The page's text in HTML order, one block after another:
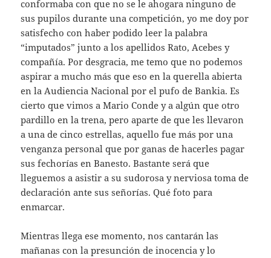
conformaba con que no se le ahogara ninguno de
sus pupilos durante una competición, yo me doy por
satisfecho con haber podido leer la palabra
“imputados” junto a los apellidos Rato, Acebes y
compañía. Por desgracia, me temo que no podemos
aspirar a mucho más que eso en la querella abierta
en la Audiencia Nacional por el pufo de Bankia. Es
cierto que vimos a Mario Conde y a algún que otro
pardillo en la trena, pero aparte de que les llevaron
a una de cinco estrellas, aquello fue más por una
venganza personal que por ganas de hacerles pagar
sus fechorías en Banesto. Bastante será que
lleguemos a asistir a su sudorosa y nerviosa toma de
declaración ante sus señorías. Qué foto para
enmarcar.
Mientras llega ese momento, nos cantarán las
mañanas con la presunción de inocencia y lo